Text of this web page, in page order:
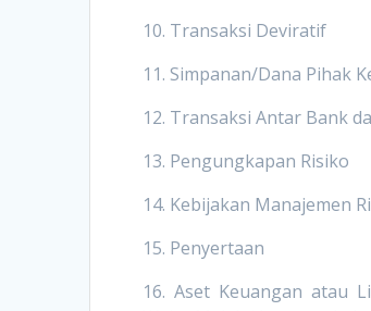
10. Transaksi Deviratif
11. Simpanan/Dana Pihak
12. Transaksi Antar Bank
13. Pengungkapan Risiko
14. Kebijakan Manajemen
15. Penyertaan
16. Aset Keuangan atau